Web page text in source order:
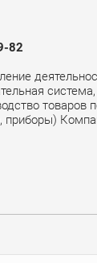
82
товаров
приборы)